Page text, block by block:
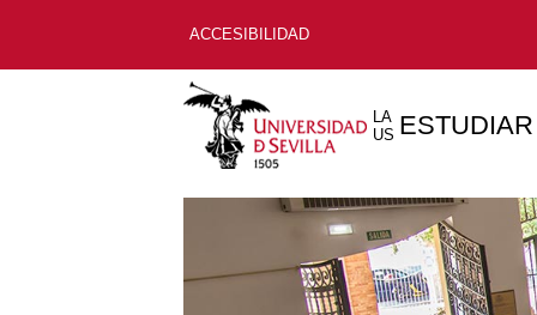
ACCESIBILIDAD
LA
US ESTUDIAR